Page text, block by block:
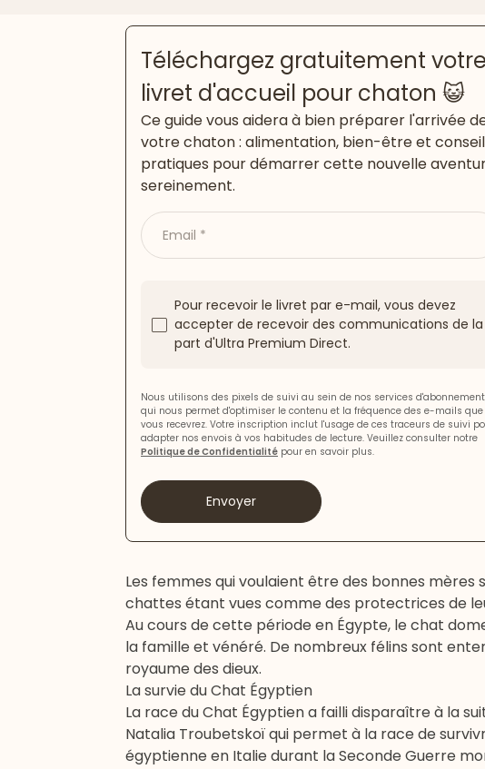
Téléchargez gratuitement votre
livret d'accueil pour chaton 😺
Ce guide vous aidera à bien préparer l'arrivée
votre chaton : alimentation, bien-être et
pratiques pour démarrer cette nouvelle
sereinement.
Email
Pour recevoir le livret par e-mail, vous devez
accepter de recevoir des communications de la
part d'Ultra Premium Direct.
Nous utilisons des pixels de suivi au sein de nos services
qui nous permet d'optimiser le contenu et la fréquence des e-mails que
vous recevrez. Votre inscription inclut l'usage de ces traceurs de suivi
adapter nos envois à vos habitudes de lecture. Veuillez consulter notre
Politique de Confidentialité pour en savoir plus.
Envoyer
Les femmes qui voulaient être des bonnes
chattes étant vues comme des protectrices de
Au cours de cette période en Égypte, le chat
la famille et vénéré. De nombreux félins sont
royaume des dieux.
La survie du Chat Égyptien
La race du Chat Égyptien a failli disparaître à la
Natalia Troubetskoï qui permet à la race de
égyptienne en Italie durant la Seconde Guerre